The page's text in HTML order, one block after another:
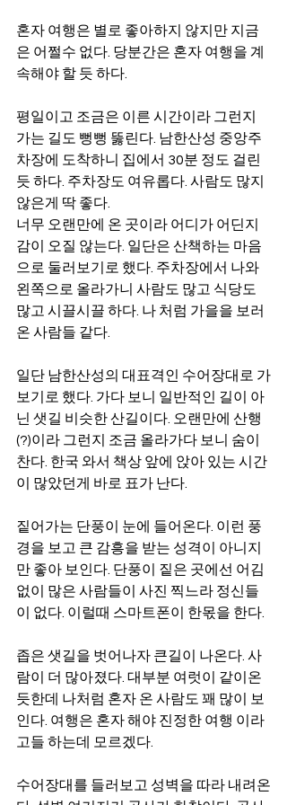
혼자 여행은 별로 좋아하지 않지만 지금
은 어쩔수 없다. 당분간은 혼자 여행을 계
속해야 할 듯 하다.
평일이고 조금은 이른 시간이라 그런지
가는 길도 뻥뻥 뚫린다. 남한산성 중앙주
차장에 도착하니 집에서 30분 정도 걸린
듯 하다. 주차장도 여유롭다. 사람도 많지
않은게 딱 좋다.
너무 오랜만에 온 곳이라 어디가 어딘지
감이 오질 않는다. 일단은 산책하는 마음
으로 둘러보기로 했다. 주차장에서 나와
왼쪽으로 올라가니 사람도 많고 식당도
많고 시끌시끌 하다. 나 처럼 가을을 보러
온 사람들 같다.
일단 남한산성의 대표격인 수어장대로 가
보기로 했다. 가다 보니 일반적인 길이 아
닌 샛길 비슷한 산길이다. 오랜만에 산행
(?)이라 그런지 조금 올라가다 보니 숨이
찬다. 한국 와서 책상 앞에 앉아 있는 시간
이 많았던게 바로 표가 난다.
짙어가는 단풍이 눈에 들어온다. 이런 풍
경을 보고 큰 감흥을 받는 성격이 아니지
만 좋아 보인다. 단풍이 짙은 곳에선 어김
없이 많은 사람들이 사진 찍느라 정신들
이 없다. 이럴때 스마트폰이 한몫을 한다.
좁은 샛길을 벗어나자 큰길이 나온다. 사
람이 더 많아졌다. 대부분 여럿이 같이온
듯한데 나처럼 혼자 온 사람도 꽤 많이 보
인다. 여행은 혼자 해야 진정한 여행 이라
고들 하는데 모르겠다.
수어장대를 들러보고 성벽을 따라 내려온